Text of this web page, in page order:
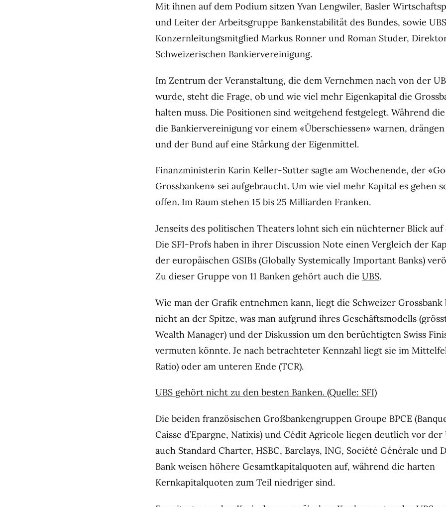
Mit ihnen auf dem Podium sitzen Yvan Lengwiler, Basler
und Leiter der Arbeitsgruppe Bankenstabilität des Bundes, sowie
Konzernleitungsmitglied Markus Ronner und Roman Studer,
Schweizerischen Bankiervereinigung.
Im Zentrum der Veranstaltung, die dem Vernehmen nach von der
wurde, steht die Frage, ob und wie viel mehr Eigenkapital die
halten muss. Die Positionen sind weitgehend festgelegt. Während
die Bankiervereinigung vor einem «Überschiessen» warnen,
und der Bund auf eine Stärkung der Eigenmittel.
Finanzministerin Karin Keller-Sutter sagte am Wochenende, der
Grossbanken» sei aufgebraucht. Um wie viel mehr Kapital es gehen
offen. Im Raum stehen 15 bis 25 Milliarden Franken.
Jenseits des politischen Theaters lohnt sich ein nüchterner Blick auf
Die SFI-Profs haben in ihrer Discussion Note einen Vergleich der
der europäischen GSIBs (Globally Systemically Important Banks)
Zu dieser Gruppe von 11 Banken gehört auch die UBS.
Wie man der Grafik entnehmen kann, liegt die Schweizer Grossbank
nicht an der Spitze, was man aufgrund ihres Geschäftsmodells
Wealth Manager) und der Diskussion um den berüchtigten Swiss
vermuten könnte. Je nach betrachteter Kennzahl liegt sie im
Ratio) oder am unteren Ende (TCR).
UBS gehört nicht zu den besten Banken. (Quelle: SFI)
Die beiden französischen Großbankengruppen Groupe BPCE
Caisse d’Epargne, Natixis) und Cédit Agricole liegen deutlich vor der
auch Standard Charter, HSBC, Barclays, ING, Société Générale und
Bank weisen höhere Gesamtkapitalquoten auf, während die harten
Kernkapitalquoten zum Teil niedriger sind.